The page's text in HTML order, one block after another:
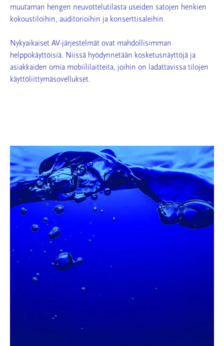
muutaman hengen neuvottelutilasta useiden satojen henkien
kokoustiloihin, auditorioihin ja konserttisaleihin.
Nykyaikaiset AV-järjestelmät ovat mahdollisimman
helppokäyttöisiä. Niissä hyödynnetään kosketusnäyttöjä ja
asiakkaiden omia mobiililaitteita, joihin on ladattavissa tilojen
käyttöliittymäsovellukset.